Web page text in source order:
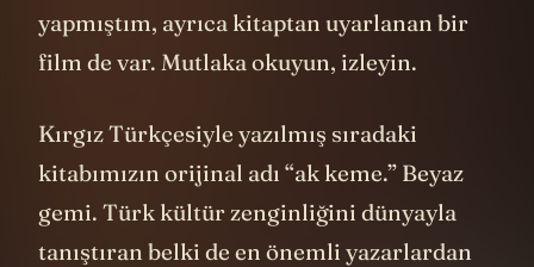
yapmıştım, ayrıca kitaptan uyarlanan bir
film de var. Mutlaka okuyun, izleyin.
Kırgız Türkçesiyle yazılmış sıradaki
kitabımızın orijinal adı “ak keme.” Beyaz
gemi. Türk kültür zenginliğini dünyayla
tanıştıran belki de en önemli yazarlardan